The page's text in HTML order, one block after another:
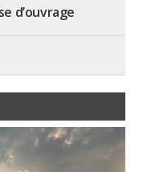
d’ouvrage